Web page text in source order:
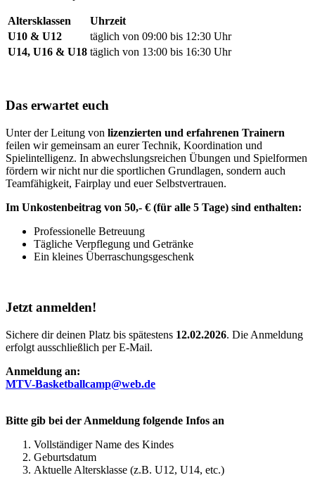
Altersklassen
Uhrzeit
U10 & U12
täglich von 09:00 bis 12:30 Uhr
U14, U16 & U18 täglich von 13:00 bis 16:30 Uhr
Das erwartet euch
Unter der Leitung von lizenzierten und erfahrenen Trainern
feilen wir gemeinsam an eurer Technik, Koordination und
Spielintelligenz. In abwechslungsreichen Übungen und Spielformen
fördern wir nicht nur die sportlichen Grundlagen, sondern auch
Teamfähigkeit, Fairplay und euer Selbstvertrauen.
Im Unkostenbeitrag von 50,- € (für alle 5 Tage) sind enthalten:
Professionelle Betreuung
Tägliche Verpflegung und Getränke
Ein kleines Überraschungsgeschenk
Jetzt anmelden!
Sichere dir deinen Platz bis spätestens 12.02.2026. Die Anmeldung
erfolgt ausschließlich per E-Mail.
Anmeldung an:
MTV-Basketballcamp@web.de
Bitte gib bei der Anmeldung folgende Infos an
Vollständiger Name des Kindes
Geburtsdatum
Aktuelle Altersklasse (z.B. U12, U14, etc.)